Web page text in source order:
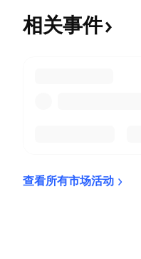
相关事件
查看所有市场活动